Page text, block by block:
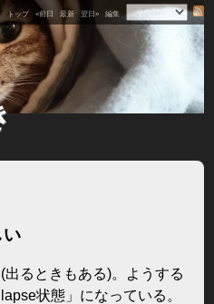
トップ «前日 最新 翌日» 編集
るときもある)。ようする
状態」になっている。